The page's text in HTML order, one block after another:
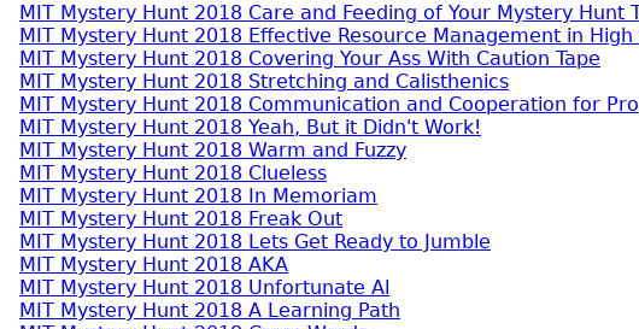
MIT Mystery Hunt 2018 Care and Feeding of Your Mystery Hunt
MIT Mystery Hunt 2018 Effective Resource Management in
MIT Mystery Hunt 2018 Covering Your Ass With Caution Tape
MIT Mystery Hunt 2018 Stretching and Calisthenics
MIT Mystery Hunt 2018 Communication and Cooperation for
MIT Mystery Hunt 2018 Yeah, But it Didn't Work!
MIT Mystery Hunt 2018 Warm and Fuzzy
MIT Mystery Hunt 2018 Clueless
MIT Mystery Hunt 2018 In Memoriam
MIT Mystery Hunt 2018 Freak Out
MIT Mystery Hunt 2018 Lets Get Ready to Jumble
MIT Mystery Hunt 2018 AKA
MIT Mystery Hunt 2018 Unfortunate Al
MIT Mystery Hunt 2018 A Learning Path